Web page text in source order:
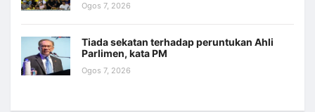
Ogos 7, 2026
Tiada sekatan terhadap peruntukan Ahli
Parlimen, kata PM
Ogos 7, 2026